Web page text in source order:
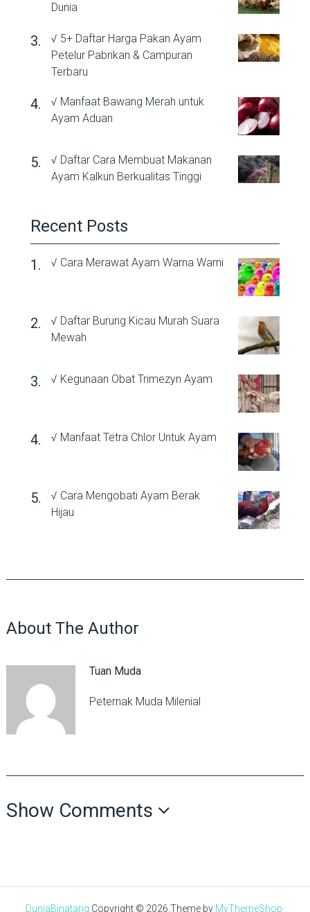
Dunia
√ 5+ Daftar Harga Pakan Ayam
Petelur Pabrikan & Campuran
Terbaru
√ Manfaat Bawang Merah untuk
Ayam Aduan
√ Daftar Cara Membuat Makanan
Ayam Kalkun Berkualitas Tinggi
Recent Posts
√ Cara Merawat Ayam Warna Warni
√ Daftar Burung Kicau Murah Suara
Mewah
√ Kegunaan Obat Trimezyn Ayam
√ Manfaat Tetra Chlor Untuk Ayam
√ Cara Mengobati Ayam Berak
Hijau
About The Author
Tuan Muda
Peternak Muda Milenial
Show Comments
DuniaBinatang Copyright © 2026.Theme by MyThemeShop